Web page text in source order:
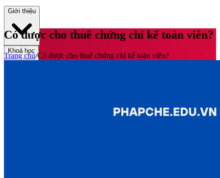
Giới thiệu
Khoá học
Có được cho thuê chứng chỉ kế toán viên?
Trang chủ/Có được cho thuê chứng chỉ kế toán viên?